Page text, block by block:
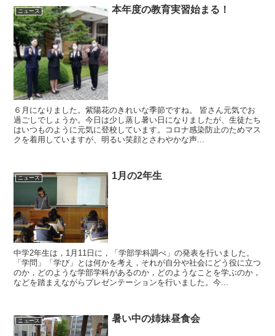
ニュース 本年度の教育実習始まる！
６月になりました。紫陽花のきれいな季節ですね。 皆さん元気でお
過ごしでしょうか。今日は少し蒸し暑い日になりましたが、生徒たち
はいつものように元気に登校しています。コロナ感染防止のためマス
クを着用していますが、明るい笑顔とさわやかな声...
ニュース 1月の2年生
中学2年生は，1月11日に，「学部学科調べ」の発表を行いました。
「学問」「学び」とは何かを考え，それが自分や社会にどう役に立つ
のか，どのような学部学科があるのか，どのようなことを学ぶのか，
などを踏まえながらプレゼンテーションを行いました。今...
ニュース 暑い中の姉妹昼食会